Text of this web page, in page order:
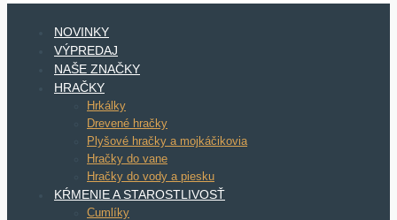
NOVINKY
VÝPREDAJ
NAŠE ZNAČKY
HRAČKY
Hrkálky
Drevené hračky
Plyšové hračky a mojkáčikovia
Hračky do vane
Hračky do vody a piesku
KŔMENIE A STAROSTLIVOSŤ
Cumlíky